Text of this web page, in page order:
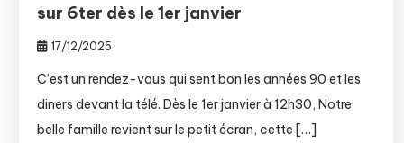
sur 6ter dès le 1er janvier
17/12/2025
C’est un rendez-vous qui sent bon les années 90 et les
diners devant la télé. Dès le 1er janvier à 12h30, Notre
belle famille revient sur le petit écran, cette […]